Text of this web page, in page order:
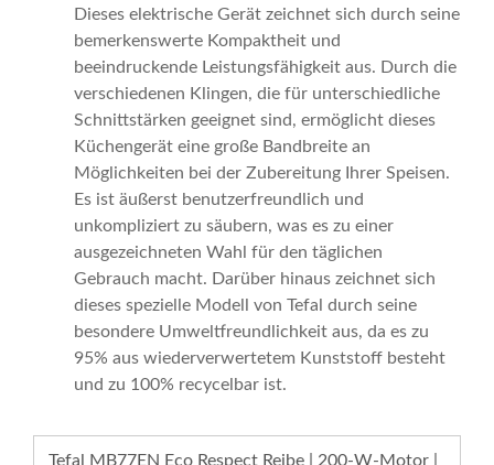
Dieses elektrische Gerät zeichnet sich durch seine
bemerkenswerte Kompaktheit und
beeindruckende Leistungsfähigkeit aus. Durch die
verschiedenen Klingen, die für unterschiedliche
Schnittstärken geeignet sind, ermöglicht dieses
Küchengerät eine große Bandbreite an
Möglichkeiten bei der Zubereitung Ihrer Speisen.
Es ist äußerst benutzerfreundlich und
unkompliziert zu säubern, was es zu einer
ausgezeichneten Wahl für den täglichen
Gebrauch macht. Darüber hinaus zeichnet sich
dieses spezielle Modell von Tefal durch seine
besondere Umweltfreundlichkeit aus, da es zu
95% aus wiederverwertetem Kunststoff besteht
und zu 100% recycelbar ist.
Tefal MB77EN Eco Respect Reibe | 200-W-Motor |